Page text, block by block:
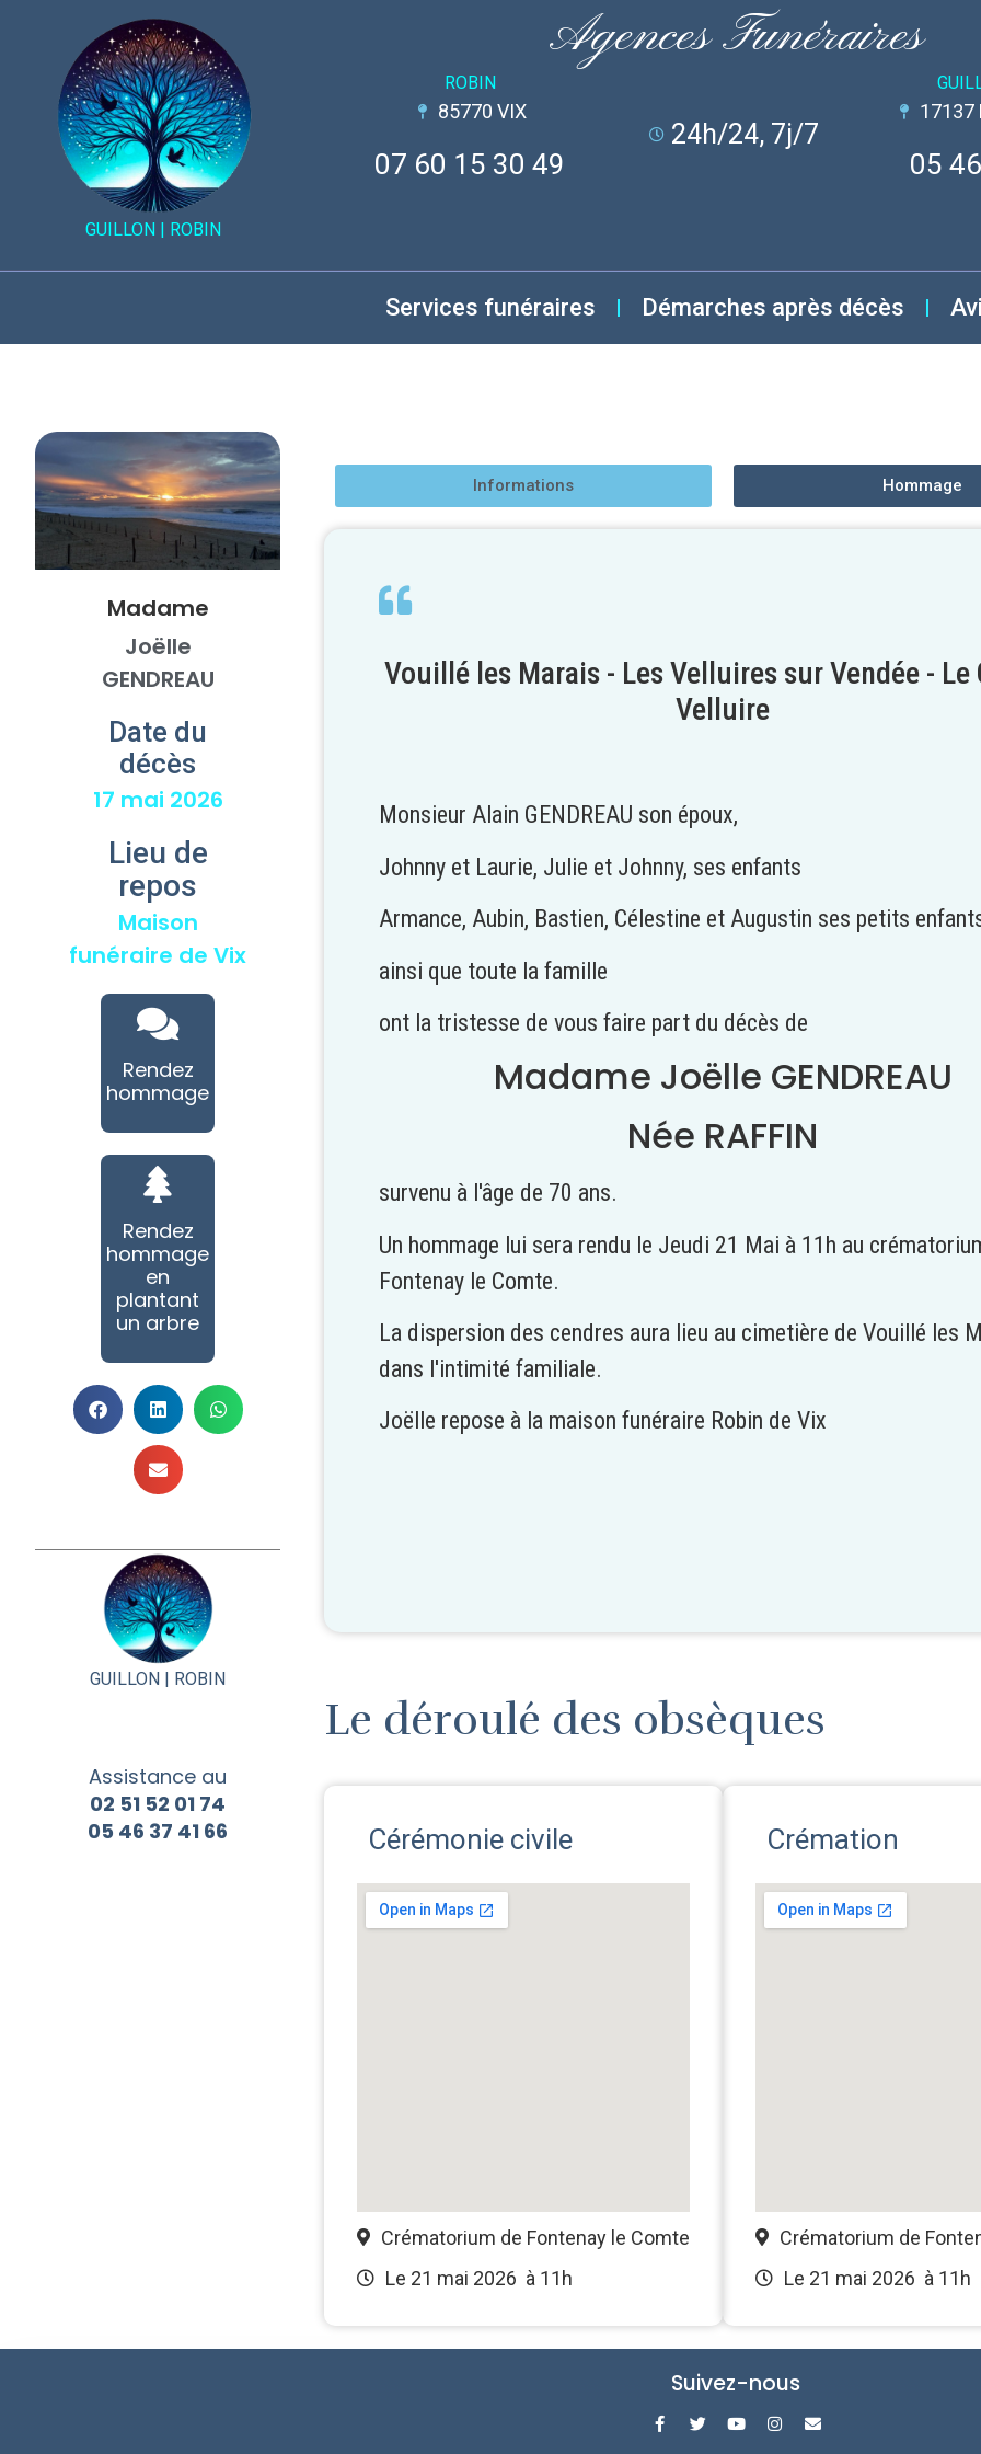
Agences Funéraires
GUILLON | ROBIN
ROBIN
85770 VIX
07 60 15 30 49
24h/24, 7j/7
17137
05
Services funéraires Démarches après décès
Madame
Joëlle
GENDREAU
Date du
décès
17 mai 2026
Lieu de
repos
Maison
funéraire de Vix
Rendez
hommage
Rendez
hommage
en
plantant
un arbre
GUILLON | ROBIN
Assistance au
02 51 52 01 74
05 46 37 41 66
Informations Hommage
Vouillé les Marais - Les Velluires sur Vendée - Le
Velluire
Monsieur Alain GENDREAU son époux,
Johnny et Laurie, Julie et Johnny, ses enfants
Armance, Aubin, Bastien, Célestine et Augustin ses petits
ainsi que toute la famille
ont la tristesse de vous faire part du décès de
Madame Joëlle GENDREAU
Née RAFFIN
survenu à l'âge de 70 ans.
Un hommage lui sera rendu le Jeudi 21 Mai à 11h au
Fontenay le Comte.
La dispersion des cendres aura lieu au cimetière de Vouillé les
dans l'intimité familiale.
Joëlle repose à la maison funéraire Robin de Vix
Le déroulé des obsèques
Cérémonie civile
Crématorium de Fontenay le Comte
Le 21 mai 2026 à 11h
Crémation
Crématorium de
Le 21 mai 2026 à 11h
Suivez-nous